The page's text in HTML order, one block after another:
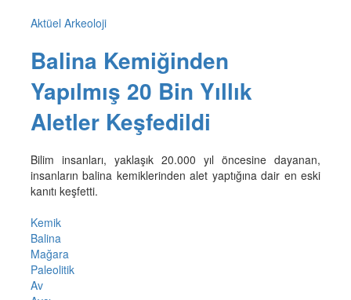
Aktüel Arkeoloji
Balina Kemiğinden
Yapılmış 20 Bin Yıllık
Aletler Keşfedildi
Bilim insanları, yaklaşık 20.000 yıl öncesine dayanan,
insanların balina kemiklerinden alet yaptığına dair en eski
kanıtı keşfetti.
Kemik
Balina
Mağara
Paleolitik
Av